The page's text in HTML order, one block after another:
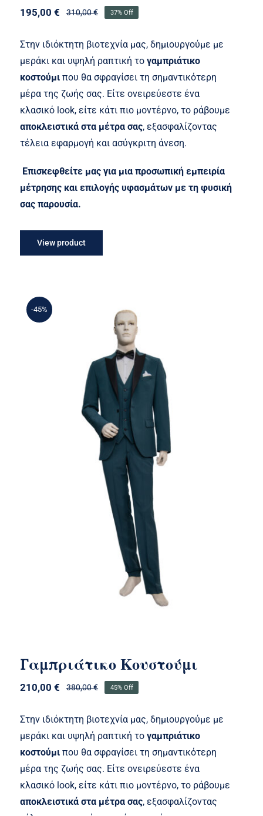
310,00€Original
was:
310,00 €.
195,00€
Η
τιμή
είναι:
195,00 €.
37% Off
Στην ιδιόκτητη βιοτεχνία μας, δημιουργούμε με
μεράκι και υψηλή ραπτική τογαμπριάτικο
κοστούμι που θα σφραγίσει τη σημαντικότερη
μέρα της ζωής σας. Είτε ονειρεύεστε ένα
κλασικό look, είτε κάτι πιο μοντέρνο, το ράβουμε
αποκλειστικά στα μέτρα σας, εξασφαλίζοντας
τέλεια εφαρμογή και ασύγκριτη άνεση.
Επισκεφθείτε μας για μια προσωπική εμπειρία
μέτρησης και επιλογής υφασμάτων με τη φυσική
σας παρουσία.
View product
-45%
Γαμπριάτικο Κουστούμι
Γαμπριάτικο Κουστούμι
380,00€Original
was:
380,00 €.
210,00€
Η
τιμή
είναι:
210,00 €.
45% Off
Στην ιδιόκτητη βιοτεχνία μας, δημιουργούμε με
μεράκι και υψηλή ραπτική τογαμπριάτικο
κοστούμι που θα σφραγίσει τη σημαντικότερη
μέρα της ζωής σας. Είτε ονειρεύεστε ένα
κλασικό look, είτε κάτι πιο μοντέρνο, το ράβουμε
αποκλειστικά στα μέτρα σας, εξασφαλίζοντας